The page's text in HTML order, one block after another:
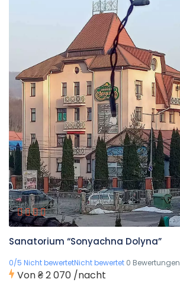
Sanatorium “Sonyachna Dolyna”
0/5 Nicht bewertetNicht bewertet 0 Bewertungen
Von₴ 2 070 /nacht